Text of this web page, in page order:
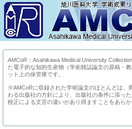
AMCoR ：Asahikawa Medical University
た電子的な知的生産物（学術雑誌論文の原稿・
ット上の保管庫です。
※AMCoRに収録された学術論文のほとんどは、
わる出版社の方針により、出版社の条件に添っ
校正による文言の違いがあり得ますことをあらか